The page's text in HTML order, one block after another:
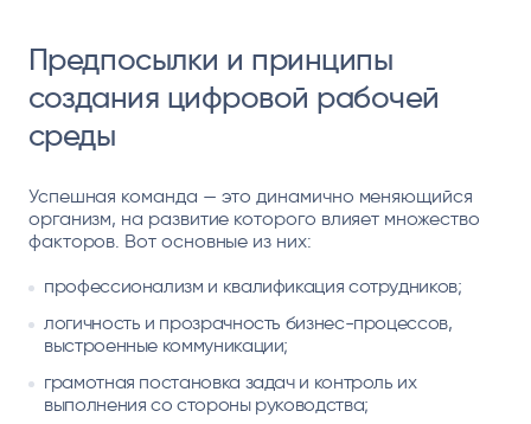
Предпосылки и принципы
создания цифровой рабочей
среды
Успешная команда — это динамично меняющийся
организм, на развитие которого влияет множество
факторов. Вот основные из них:
профессионализм и квалификация сотрудников;
логичность и прозрачность бизнес-процессов,
выстроенные коммуникации;
грамотная постановка задач и контроль их
выполнения со стороны руководства;